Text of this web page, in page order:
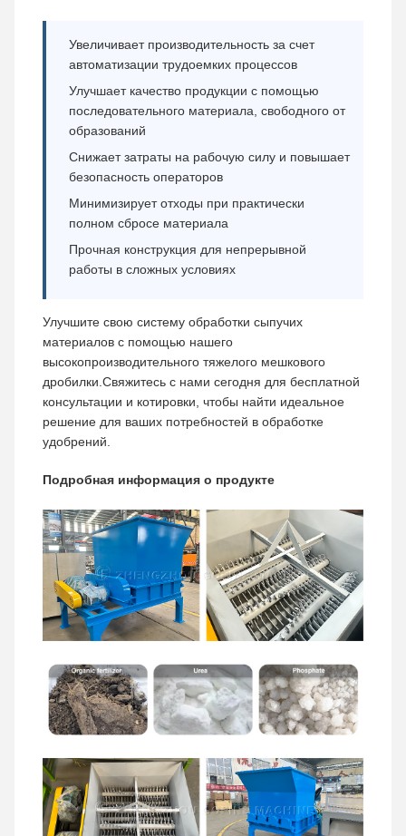
Увеличивает производительность за счет
автоматизации трудоемких процессов
Улучшает качество продукции с помощью
последовательного материала, свободного от
образований
Снижает затраты на рабочую силу и повышает
безопасность операторов
Минимизирует отходы при практически
полном сбросе материала
Прочная конструкция для непрерывной
работы в сложных условиях
Улучшите свою систему обработки сыпучих
материалов с помощью нашего
высокопроизводительного тяжелого мешкового
дробилки.Свяжитесь с нами сегодня для бесплатной
консультации и котировки, чтобы найти идеальное
решение для ваших потребностей в обработке
удобрений.
Подробная информация о продукте